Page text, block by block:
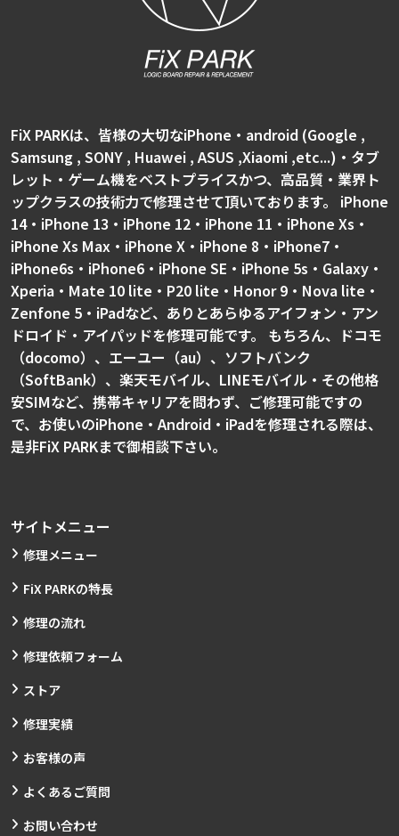
FiX PARKは、皆様の大切なiPhone・android (Google ,
Samsung , SONY , Huawei , ASUS ,Xiaomi ,etc...)・タブ
レット・ゲーム機をベストプライスかつ、高品質・業界ト
ップクラスの技術力で修理させて頂いております。 iPhone
14・iPhone 13・iPhone 12・iPhone 11・iPhone Xs・
iPhone Xs Max・iPhone X・iPhone 8・iPhone7・
iPhone6s・iPhone6・iPhone SE・iPhone 5s・Galaxy・
Xperia・Mate 10 lite・P20 lite・Honor 9・Nova lite・
Zenfone 5・iPadなど、ありとあらゆるアイフォン・アン
ドロイド・アイパッドを修理可能です。 もちろん、ドコモ
（docomo）、エーユー（au）、ソフトバンク
（SoftBank）、楽天モバイル、LINEモバイル・その他格
安SIMなど、携帯キャリアを問わず、ご修理可能ですの
で、お使いのiPhone・Android・iPadを修理される際は、
是非FiX PARKまで御相談下さい。
サイトメニュー
修理メニュー
FiX PARKの特長
修理の流れ
修理依頼フォーム
ストア
修理実績
お客様の声
よくあるご質問
お問い合わせ